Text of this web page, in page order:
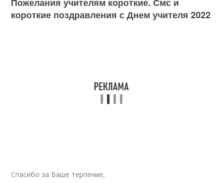
короткие поздравления с Днем учителя 2022
Спасибо за Ваше терпение,